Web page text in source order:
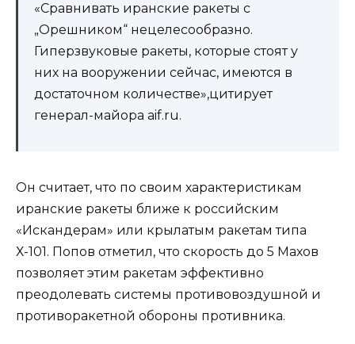
«Сравнивать иранские ракеты с
„Орешником“ нецелесообразно.
Гиперзвуковые ракеты, которые стоят у
них на вооружении сейчас, имеются в
достаточном количестве»,цитирует
генерал-майора aif.ru.
Он считает, что по своим характеристикам
иранские ракеты ближе к российским
«Искандерам» или крылатым ракетам типа
Х-101. Попов отметил, что скорость до 5 Махов
позволяет этим ракетам эффективно
преодолевать системы противовоздушной и
противоракетной обороны противника.